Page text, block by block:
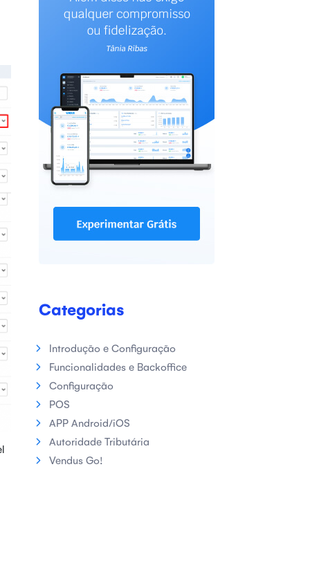
Categorias
Introdução e Configuração
Funcionalidades e Backoffice
Configuração
POS
APP Android/iOS
Autoridade Tributária
Vendus Go!